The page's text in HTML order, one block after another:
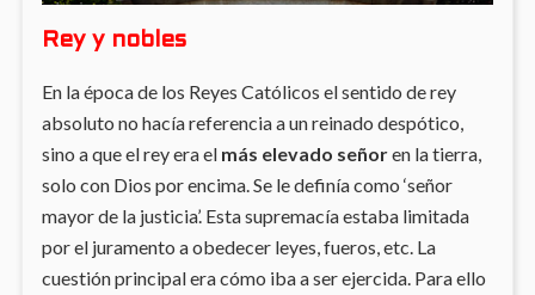
Rey y nobles
En la época de los Reyes Católicos el sentido de rey
absoluto no hacía referencia a un reinado despótico,
sino a que el rey era el más elevado señoren la tierra,
solo con Dios por encima. Se le definía como ‘señor
mayor de la justicia’. Esta supremacía estaba limitada
por el juramento a obedecer leyes, fueros, etc. La
cuestión principal era cómo iba a ser ejercida. Para ello